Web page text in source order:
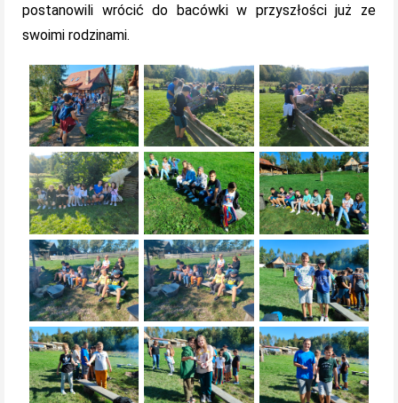
postanowili wrócić do bacówki w przyszłości już ze
swoimi rodzinami.